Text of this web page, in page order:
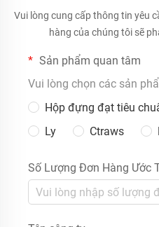
Vui lòng cung cấp thông tin yêu
hàng của chúng tôi sẽ
Sản phẩm quan tâm
Vui lòng chọn các sản
Hộp đựng đạt tiêu
Ly
Ctraws
Số Lượng Đơn Hàng Ước